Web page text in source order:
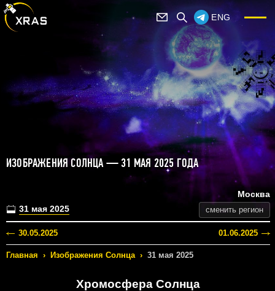
ENG
ИЗОБРАЖЕНИЯ СОЛНЦА — 31 МАЯ 2025 ГОДА
31 мая 2025
Москва
сменить регион
30.05.2025 01.06.2025
Главная › Изображения Солнца › 31 мая 2025
Хромосфера Солнца